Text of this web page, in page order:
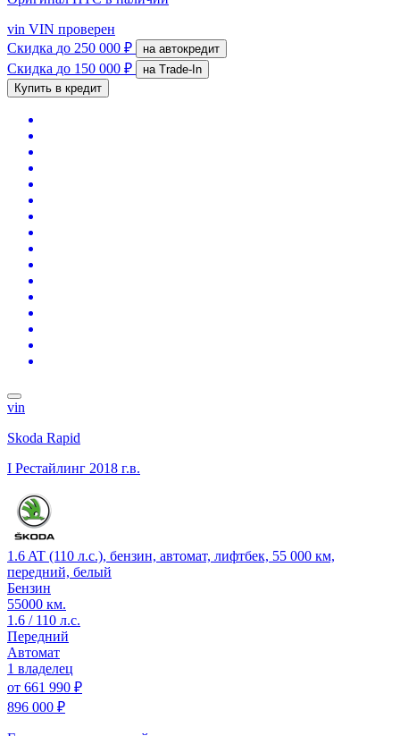
vin VIN проверен
Скидка до 250 000 ₽ на автокредит
Скидка до 150 000 ₽
на Trade-In
Купить в кредит
vin
Skoda Rapid
I Рестайлинг 2018 г.в.
1.6 AT (110 л.с.), бензин, автомат, лифтбек, 55 000 км,
передний, белый
Бензин
55000 км.
1.6 / 110 л.с.
Передний
Автомат
1 владелец
от 661 990 ₽
896 000 ₽